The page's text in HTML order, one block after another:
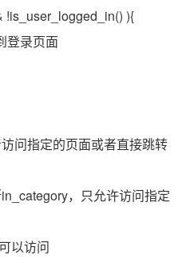
!is_user_logged_in() ){
登录页面
问指定的页面或者直接跳转
，只允许访问指定
以访问